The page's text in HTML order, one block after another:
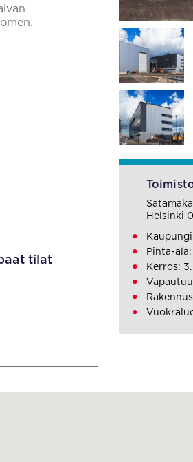
tilat
Helsinki
Pinta-
Kerros: